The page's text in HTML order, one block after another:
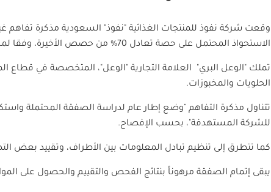
وقعت شركة نفوذ للمنتجات الغذائية نفوذ" السعودية مذكرة تفاهم
الاستحواذ المحتمل على حصة تعادل 70% من حصص الأخيرة، وفقا لما أعلنته على "تداول
تملك "الوعل البري" العلامة التجارية "الوعل"، المتخصصة في
الحلويات والمخبوزات.
تتناول مذكرة التفاهم "وضع إطار عام لدراسة الصفقة المحتملة
للشركة المستهدفة"، بحسب الإفصاح.
كما تتطرق إلى تنظيم تبادل المعلومات بين الأطراف، وتقييد بعض
يبقى إتمام الصفقة مرهوناً بنتائج الفحص والتقييم والحصول على